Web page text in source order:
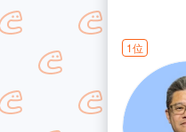
1位